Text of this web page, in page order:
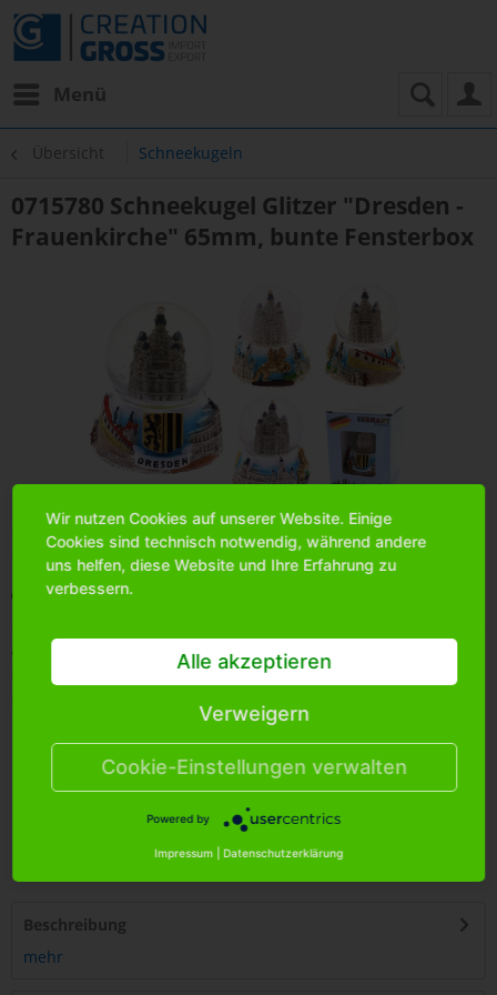
Menü
Übersicht Schneekugeln
0715780 Schneekugel Glitzer "Dresden -
Frauenkirche" 65mm, bunte Fensterbox
Bittemelden Sie sich an, um mehr Informationen über das
Produkt zu erhalten.
Merken
Artikel-Nr.:
574
36
250255 470158
Beschreibung
mehr
Wir nutzen Cookies auf unserer Website. Einige
Cookies sind technisch notwendig, während andere
uns helfen, diese Website und Ihre Erfahrung zu
verbessern.
Alle akzeptieren
Verweigern
Cookie-Einstellungen verwalten
Powered by
Impressum Datenschutzerklärung